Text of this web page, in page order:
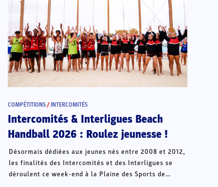
COMPÉTITIONS / INTERCOMITÉS
Intercomités & Interligues Beach
Handball 2026 : Roulez jeunesse !
Désormais dédiées aux jeunes nés entre 2008 et 2012,
les finalités des Intercomités et des Interligues se
déroulent ce week-end à la Plaine des Sports de